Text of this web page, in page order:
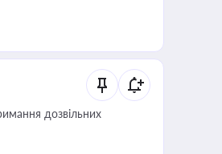
дозвільних